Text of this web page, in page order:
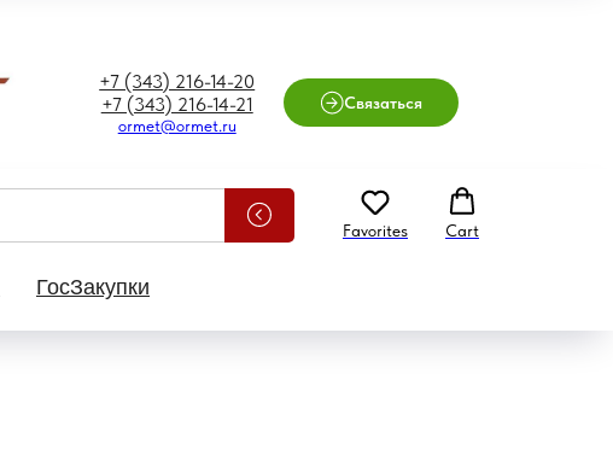
+7 (343) 216-14-20
+7 (343) 216-14-21
ormet@ormet.ru
Связаться
Favorites Cart
ГосЗакупки